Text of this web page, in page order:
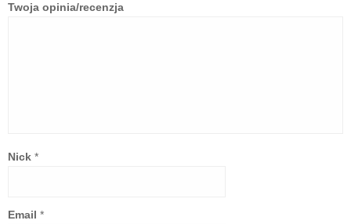
Twoja opinia/recenzja
Nick *
Email *